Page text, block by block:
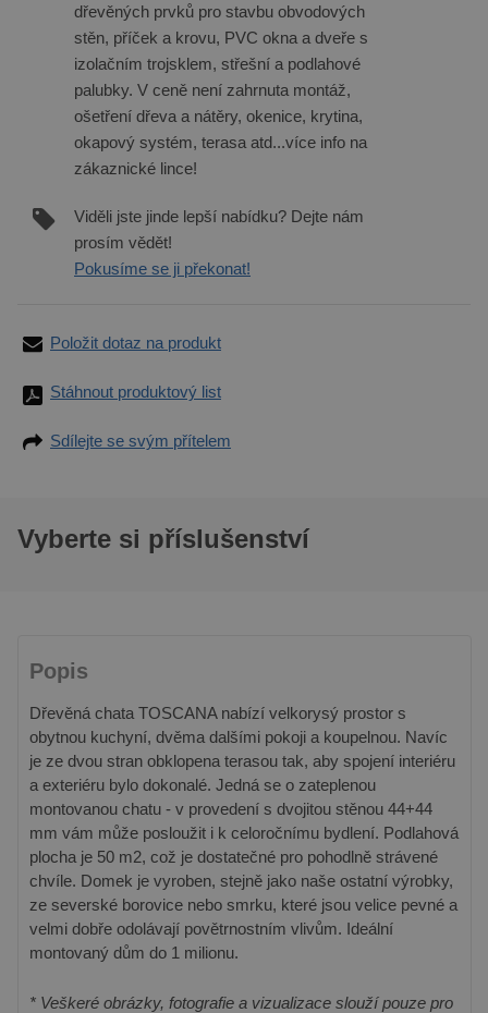
dřevěných prvků pro stavbu obvodových
stěn, příček a krovu, PVC okna a dveře s
izolačním trojsklem, střešní a podlahové
palubky. V ceně není zahrnuta montáž,
ošetření dřeva a nátěry, okenice, krytina,
okapový systém, terasa atd...více info na
zákaznické lince!
Viděli jste jinde lepší nabídku? Dejte nám
prosím vědět!
Pokusíme se ji překonat!
Položit dotaz na produkt
Stáhnout produktový list
Sdílejte se svým přítelem
Vyberte si příslušenství
Popis
Dřevěná chata TOSCANA nabízí velkorysý prostor s
obytnou kuchyní, dvěma dalšími pokoji a koupelnou. Navíc
je ze dvou stran obklopena terasou tak, aby spojení interiéru
a exteriéru bylo dokonalé. Jedná se o zateplenou
montovanou chatu - v provedení s dvojitou stěnou 44+44
mm vám může posloužit i k celoročnímu bydlení. Podlahová
plocha je 50 m2, což je dostatečné pro pohodlně strávené
chvíle. Domek je vyroben, stejně jako naše ostatní výrobky,
ze severské borovice nebo smrku, které jsou velice pevné a
velmi dobře odolávají povětrnostním vlivům. Ideální
montovaný dům do 1 milionu.
* Veškeré obrázky, fotografie a vizualizace slouží pouze pro